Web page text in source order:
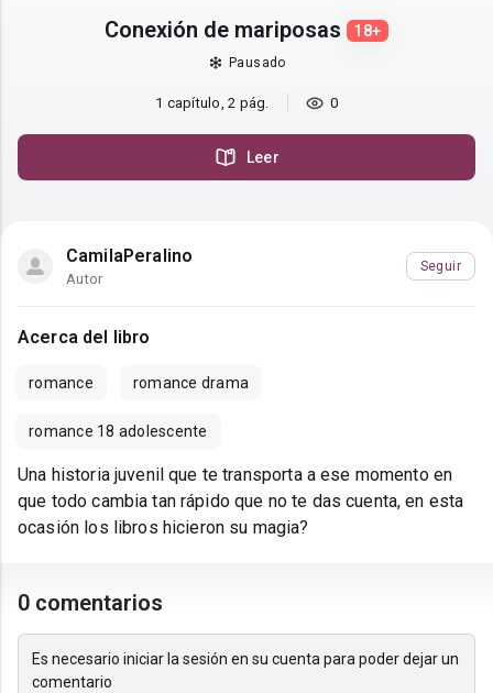
Conexión de mariposas 18+
Pausado
1 capítulo, 2 pág. 0
Leer
CamilaPeralino
Autor
Seguir
Acerca del libro
romance romance drama
romance 18 adolescente
Una historia juvenil que te transporta a ese momento en
que todo cambia tan rápido que no te das cuenta, en esta
ocasión los libros hicieron su magia?
0 comentarios
Es necesario iniciar la sesión en su cuenta para poder dejar un
comentario